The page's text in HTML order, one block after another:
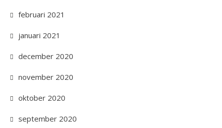
februari 2021
januari 2021
december 2020
november 2020
oktober 2020
september 2020